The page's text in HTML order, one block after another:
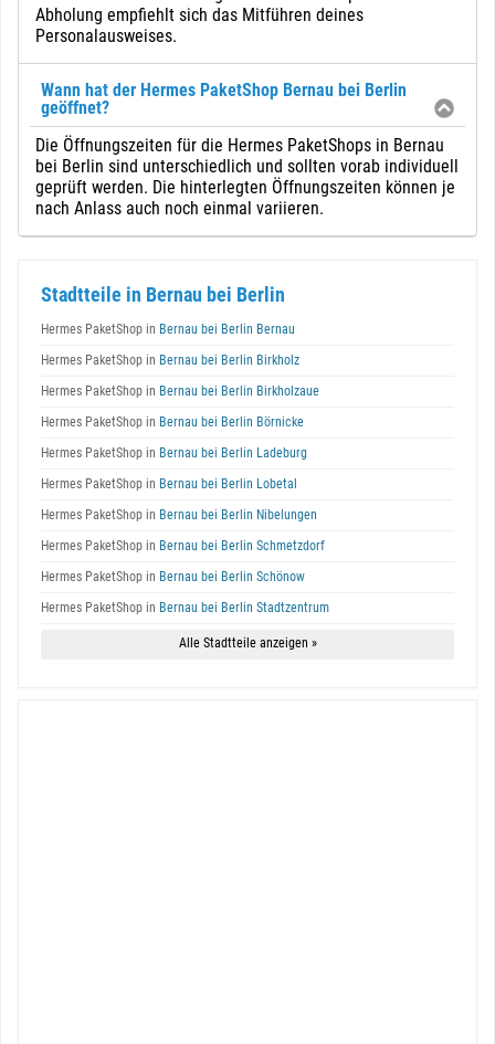
Abholung empfiehlt sich das Mitführen deines
Personalausweises.
Wann hat der Hermes PaketShop Bernau bei Berlin
geöffnet?
Die Öffnungszeiten für die Hermes PaketShops in Bernau
bei Berlin sind unterschiedlich und sollten vorab individuell
geprüft werden. Die hinterlegten Öffnungszeiten können je
nach Anlass auch noch einmal variieren.
Stadtteile in Bernau bei Berlin
Hermes PaketShop in Bernau bei Berlin Bernau
Hermes PaketShop in Bernau bei Berlin Birkholz
Hermes PaketShop in Bernau bei Berlin Birkholzaue
Hermes PaketShop in Bernau bei Berlin Börnicke
Hermes PaketShop in Bernau bei Berlin Ladeburg
Hermes PaketShop in Bernau bei Berlin Lobetal
Hermes PaketShop in Bernau bei Berlin Nibelungen
Hermes PaketShop in Bernau bei Berlin Schmetzdorf
Hermes PaketShop in Bernau bei Berlin Schönow
Hermes PaketShop in Bernau bei Berlin Stadtzentrum
Alle Stadtteile anzeigen »